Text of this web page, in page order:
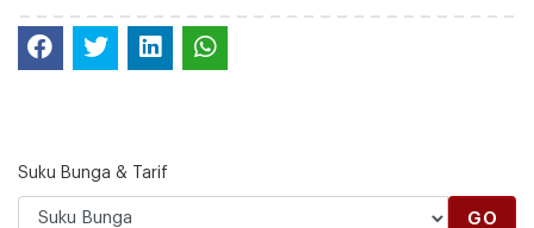
Suku Bunga & Tarif
GO